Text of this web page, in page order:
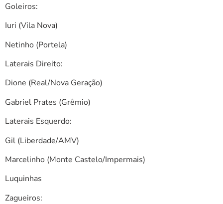
Goleiros:
Iuri (Vila Nova)
Netinho (Portela)
Laterais Direito:
Dione (Real/Nova Geração)
Gabriel Prates (Grêmio)
Laterais Esquerdo:
Gil (Liberdade/AMV)
Marcelinho (Monte Castelo/Impermais)
Luquinhas
Zagueiros: